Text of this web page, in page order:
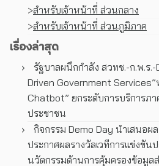
>สำหรับเจ้าหน้าที่ ส่วนกลาง
>สำหรับเจ้าหน้าที่ ส่วนภูมิภาค
เรื่องล่าสุด
รัฐบาลผนึกกำลัง สวทช.-ก.พ.ร.-
Driven Government
Chatbot” ยกระดับการบริการภ
ประชาชน
กิจกรรม Demo Day นำเสนอ
ประกาศผลรางวัลเวทีการแข่งขัน
นวัตกรรมด้านการคุ้มครองข้อมูล